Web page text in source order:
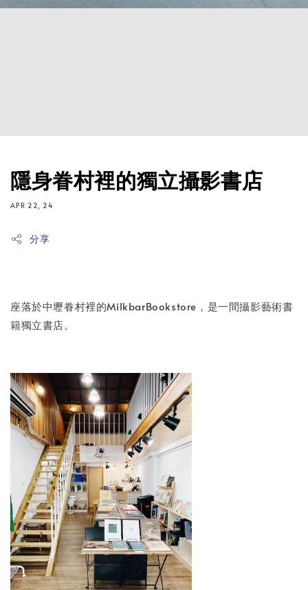
隱身眷村裡的獨立攝影書店
APR 22, 24
分享
座落於中壢眷村裡的MilkbarBookstore，是一間攝影藝術書
籍獨立書店。